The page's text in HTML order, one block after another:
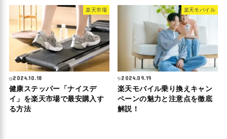
楽天市場
2024.10.18
健康ステッパー「ナイスデ
イ」を楽天市場で最安購入す
る方法
楽天モバイル
2024.09.19
楽天モバイル乗り換えキャン
ペーンの魅力と注意点を徹底
解説！